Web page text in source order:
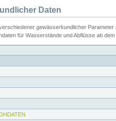
Daten
gewässerkundlicher
für Wasserstände und Abflüsse ab